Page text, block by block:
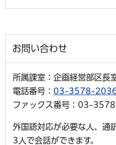
お問い合わせ
所属課室：企画経営部区長
電話番号： 03-3578-
ファックス番号：03-
外国語対応が必要な人、通
3人で会話ができます。